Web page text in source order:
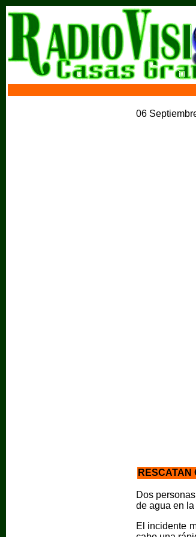
06
RESCATAN
Dos
de agua en
El incidente